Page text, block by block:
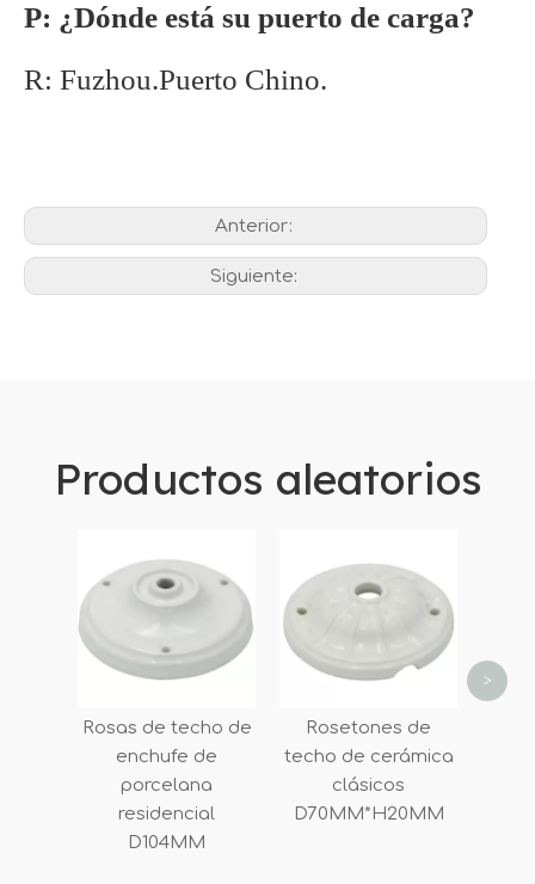
P: ¿Dónde está su puerto de carga?
R: Fuzhou.Puerto Chino.
Anterior:
Siguiente:
Productos aleatorios
Rosas de techo de
enchufe de
porcelana
residencial
D104MM
Rosetones de
techo de cerámica
clásicos
D70MM*H20MM
>